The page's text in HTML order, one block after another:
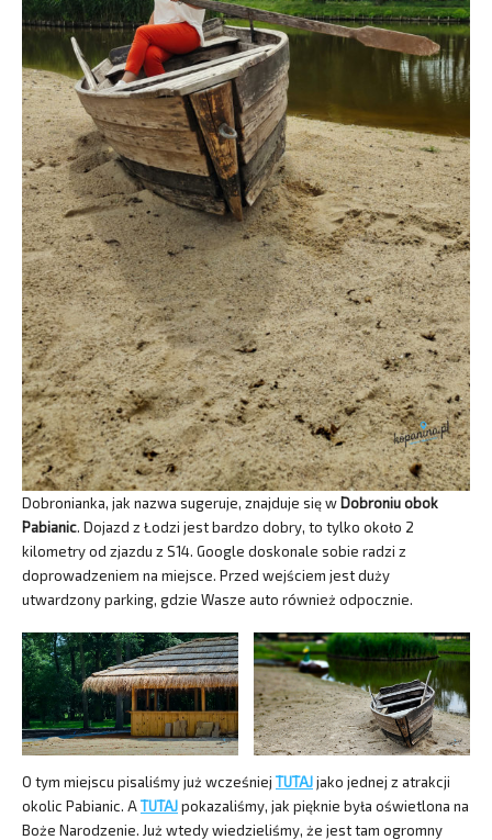
Dobronianka, jak nazwa sugeruje, znajduje się w Dobroniu obok
Pabianic. Dojazd z Łodzi jest bardzo dobry, to tylko około 2
kilometry od zjazdu z S14. Google doskonale sobie radzi z
doprowadzeniem na miejsce. Przed wejściem jest duży
utwardzony parking, gdzie Wasze auto również odpocznie.
O tym miejscu pisaliśmy już wcześniej TUTAJjako jednej z atrakcji
okolic Pabianic. ATUTAJpokazaliśmy, jak pięknie była oświetlona na
Boże Narodzenie. Już wtedy wiedzieliśmy, że jest tam ogromny